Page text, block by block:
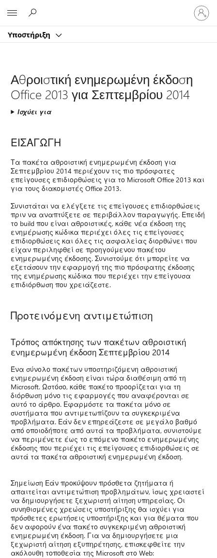
Υποστήριξη
Είσοδος
στον
Αθροιστική ενημερωμένη έκδοση
Office 2013 για Σεπτεμβρίου 2014
Ισχύει για
ΕΙΣΑΓΩΓΗ
Τα πακέτα αθροιστική ενημερωμένη έκδοση για
Σεπτεμβρίου 2014 περιέχουν τις πιο πρόσφατες
επείγουσες επιδιορθώσεις για το Microsoft Office 2013 και
για τους διακομιστές Office 2013.
Συνιστάται να ελέγξετε τις επείγουσες επιδιορθώσεις
πριν να αναπτύξετε σε περιβάλλον παραγωγής. Επειδή
το build που είναι αθροιστικές, κάθε νέα έκδοση της
ενημέρωσης κώδικα περιέχει όλες τις επείγουσες
επιδιορθώσεις και όλες τις ασφαλείας διορθώνει που
είχαν περιληφθεί σε προηγούμενου πακέτου
ενημερωμένης έκδοσης. Συνιστούμε ότι μπορείτε να
εξετάσουν την εφαρμογή της πιο πρόσφατης έκδοσης
της ενημέρωσης κώδικα που περιέχει την επείγουσα
επιδιόρθωση που χρειάζεστε.
Προτεινόμενη αντιμετώπιση
Τρόπος απόκτησης των πακέτων αθροιστική
ενημερωμένη έκδοση Σεπτεμβρίου 2014
Ένα σύνολο πακέτων υποστηριζόμενη αθροιστική
ενημερωμένη έκδοση είναι τώρα διαθέσιμη από τη
Microsoft. Ωστόσο, κάθε πακέτο προορίζεται για τη
διόρθωση μόνο τις εφαρμογές που αναφέρονται σε
αυτό το άρθρο. Εφαρμόστε τα πακέτα μόνο σε
συστήματα που αντιμετωπίζουν τα συγκεκριμένα
προβλήματα. Εάν δεν επηρεάζεστε σε μεγάλο βαθμό
από οποιοδήποτε από αυτά τα προβλήματα, συνιστούμε
να περιμένετε έως το επόμενο πακέτο ενημερωμένης
έκδοσης που περιέχει τις επείγουσες επιδιορθώσεις σε
αυτά τα πακέτα αθροιστική ενημερωμένη έκδοση.
Σημείωση Εάν προκύψουν πρόσθετα ζητήματα ή
απαιτείται αντιμετώπιση προβλημάτων, ίσως χρειαστεί
να δημιουργήσετε ξεχωριστή αίτηση υπηρεσίας. Οι
συνηθισμένες χρεώσεις υποστήριξης θα ισχύει για
πρόσθετες ερωτήσεις υποστήριξης και για θέματα που
δεν αφορούν ένα πακέτο συγκεκριμένη αθροιστική
ενημερωμένη έκδοση. Για να δημιουργήσετε μια
ξεχωριστή αίτηση εξυπηρέτησης, επισκεφθείτε την
ακόλουθη τοποθεσία της Microsoft στο Web: